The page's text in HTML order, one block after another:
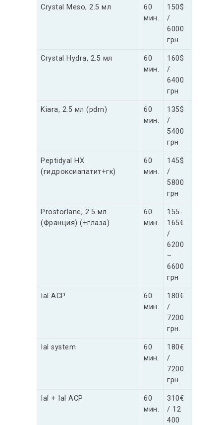
Crystal Meso, 2.5 мл
60
мин.
150$
/
6000
грн
Crystal Hydra, 2.5 мл
60
мин.
160$
/
6400
грн
Kiara, 2.5 мл (pdrn)
60
мин.
135$
/
5400
грн
Peptidyal HX
(гидроксиапатит+гк)
60
мин.
145$
/
5800
грн
Prostorlane, 2.5 мл
(Франция) (+глаза)
60
мин.
155-
165€
/
6200
–
6600
грн
Ial ACP
60
мин.
180€
/
7200
грн.
Ial system
60
мин.
180€
/
7200
грн.
Ial + Ial ACP
60
мин.
310€
/ 12
400